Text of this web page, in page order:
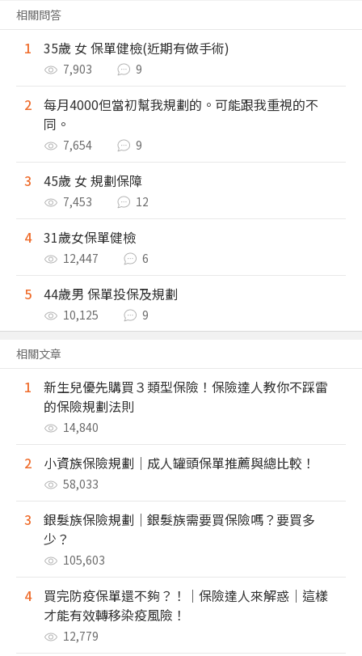
相關問答
1 35歲 女 保單健檢(近期有做手術)
7,903 9
2
每月4000但當初幫我規劃的。可能跟我重視的不
同。
7,654 9
3 45歲 女 規劃保障
7,453 12
4 31歲女保單健檢
12,447 6
5 44歲男 保單投保及規劃
10,125 9
相關文章
1
新生兒優先購買３類型保險！保險達人教你不踩雷
的保險規劃法則
14,840
2 小資族保險規劃｜成人罐頭保單推薦與總比較！
58,033
3
銀髮族保險規劃｜銀髮族需要買保險嗎？要買多
少？
105,603
4
買完防疫保單還不夠？！｜保險達人來解惑｜這樣
才能有效轉移染疫風險！
12,779